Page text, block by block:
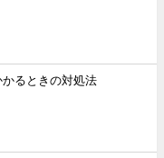
るときの対処法